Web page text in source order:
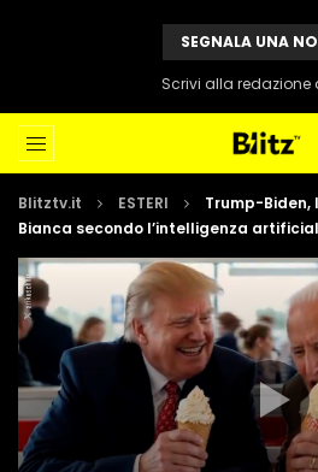
SEGNALA UNA
Scrivi alla redazione
Blitztv.it ESTERI
Trump-Biden,
Bianca secondo l’intelligenza